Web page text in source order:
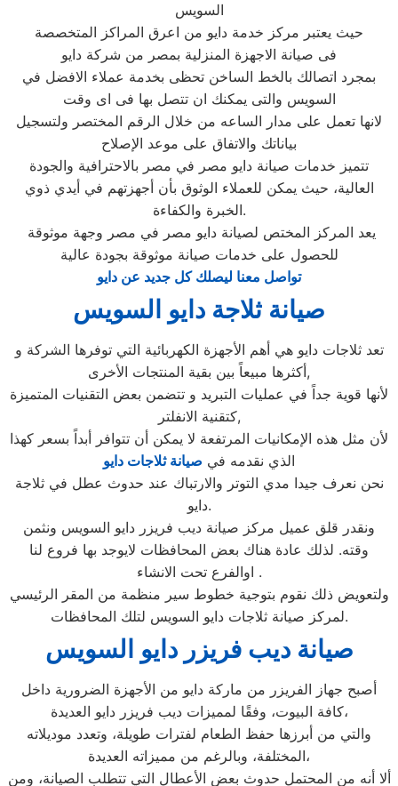
السويس
حيث يعتبر مركز خدمة دايو من اعرق المراكز المتخصصة
فى صيانة الاجهزة المنزلية بمصر من شركة دايو
بمجرد اتصالك بالخط الساخن تحظى بخدمة عملاء الافضل في
السويس والتى يمكنك ان تتصل بها فى اى وقت
لانها تعمل على مدار الساعه من خلال الرقم المختصر ولتسجيل
بياناتك والاتفاق على موعد الإصلاح
تتميز خدمات صيانة دايو مصر في مصر بالاحترافية والجودة
العالية، حيث يمكن للعملاء الوثوق بأن أجهزتهم في أيدي ذوي
الخبرة والكفاءة.
للحصول على خدمات صيانة موثوقة بجودة عالية
تواصل معنا ليصلك كل جديد عن دايو
صيانة ثلاجة دايو السويس
تعد ثلاجات دايو هي أهم الأجهزة الكهربائية التي توفرها الشركة و
أكثرها مبيعاً بين بقية المنتجات الأخرى,
لأنها قوية جداً في عمليات التبريد و تتضمن بعض التقنيات المتميزة
كتقنية الانفلتر,
لأن مثل هذه الإمكانيات المرتفعة لا يمكن أن تتوافر أبداً بسعر كهذا
الذي نقدمه في صيانة ثلاجات دايو
نحن نعرف جيدا مدي التوتر والارتباك عند حدوث عطل في ثلاجة
دايو.
ونقدر قلق عميل مركز صيانة ديب فريزر دايو السويس ونثمن
وقته. لذلك عادة هناك بعض المحافظات لايوجد بها فروع لنا
اوالفرع تحت الانشاء .
ولتعويض ذلك نقوم بتوجية خطوط سير منظمة من المقر الرئيسي
لمركز صيانة ثلاجات دايو السويس لتلك المحافظات.
صيانة ديب فريزر دايو السويس
أصبح جهاز الفريزر من ماركة دايو من الأجهزة الضرورية داخل
كافة البيوت، وفقًا لمميزات ديب فريزر دايو العديدة،
والتي من أبرزها حفظ الطعام لفترات طويلة، وتعدد موديلاته
المختلفة، وبالرغم من مميزاته العديدة،
ألا أنه من المحتمل حدوث بعض الأعطال التي تتطلب الصيانة، ومن